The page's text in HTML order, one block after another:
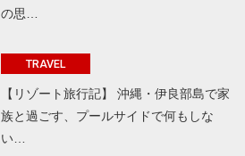
の思…
TRAVEL
【リゾート旅行記】 沖縄・伊良部島で家
族と過ごす、プールサイドで何もしな
い…